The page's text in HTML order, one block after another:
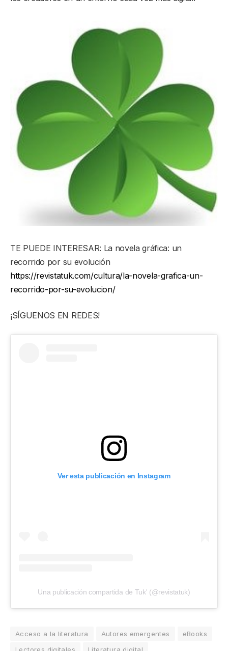
TE PUEDE INTERESAR: La novela gráfica: un
recorrido por su evolución
https://revistatuk.com/cultura/la-novela-grafica-un-
recorrido-por-su-evolucion/
¡SÍGUENOS EN REDES!
Ver esta publicación en Instagram
Una publicación compartida de Tuk' (@revistatuk)
Acceso a la literatura Autores emergentes
eBooks